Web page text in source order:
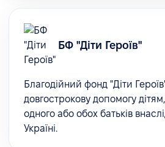
БФ "Діти Героїв"
Благодійний фонд "Діти
довгострокову допомогу
одного або обох батьків
Україні.